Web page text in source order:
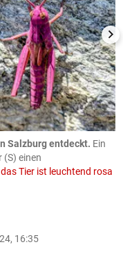
Salzburg entdeckt. Ein
einen
das Tier ist leuchtend rosa
16:35